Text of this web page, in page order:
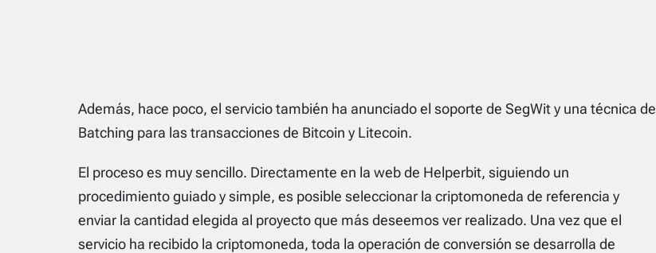
Además, hace poco, el servicio también ha anunciado el soporte de SegWit y una técnica de
Batching para las transacciones de Bitcoin y Litecoin.
El proceso es muy sencillo. Directamente en la web de Helperbit, siguiendo un
procedimiento guiado y simple, es posible seleccionar la criptomoneda de referencia y
enviar la cantidad elegida al proyecto que más deseemos ver realizado. Una vez que el
servicio ha recibido la criptomoneda, toda la operación de conversión se desarrolla de